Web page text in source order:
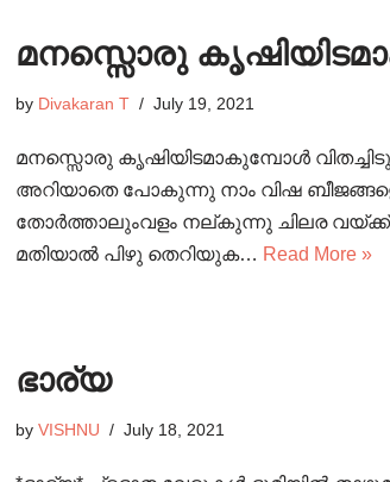
മനസ്സൊരു
by Divakaran T July 19, 2021
മനസ്സൊരു കൃഷിയിടമാകുമ്പോൾ
അറിയാതെ പോകുന്നു നാം വിഷ
തോർത്താലുംവളം നല്കുന്നു ചിലര വയ്ക്ക്
മതിയാൽ പിഴു തെറിയുക… Read More »
ഭാര്യ
by VISHNU July 18, 2021